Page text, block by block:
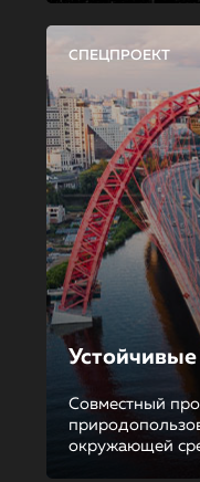
СПЕЦПРОЕКТ
Совместный
окружающей